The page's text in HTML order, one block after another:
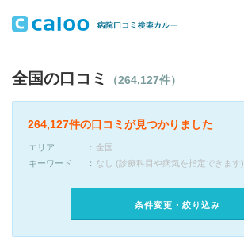
全国の口コミ （264,127件）
264,127件の口コミが見つかりました
エリア
全国
キーワード
なし (診療科目や病気を指定できます)
条件変更・絞り込み